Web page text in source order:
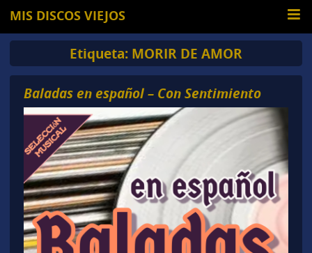
MIS DISCOS VIEJOS
Etiqueta: MORIR DE AMOR
Baladas en español – Con Sentimiento